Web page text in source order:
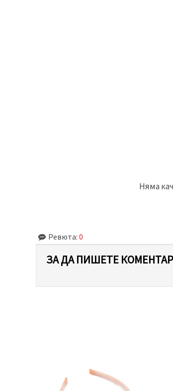
Няма
Ревюта: 0
ЗА ДА ПИШЕТЕ